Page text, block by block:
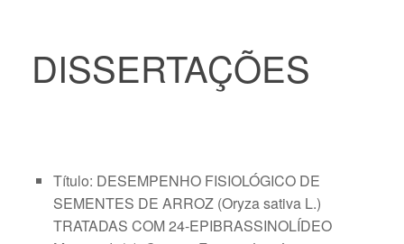
DISSERTAÇÕES
Título: DESEMPENHO FISIOLÓGICO DE
SEMENTES DE ARROZ (Oryza sativa L.)
TRATADAS COM 24-EPIBRASSINOLÍDEO